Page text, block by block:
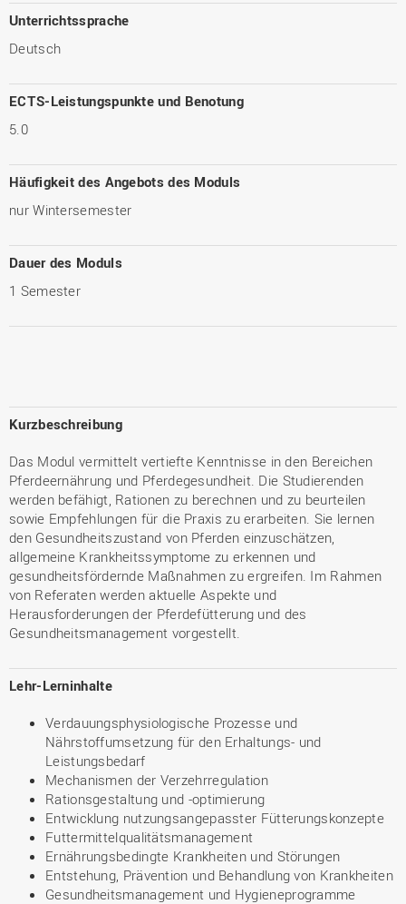
Unterrichtssprache
Deutsch
ECTS-Leistungspunkte und Benotung
5.0
Häufigkeit des Angebots des Moduls
nur Wintersemester
Dauer des Moduls
1 Semester
Kurzbeschreibung
Das Modul vermittelt vertiefte Kenntnisse in den Bereichen
Pferdeernährung und Pferdegesundheit. Die Studierenden
werden befähigt, Rationen zu berechnen und zu beurteilen
sowie Empfehlungen für die Praxis zu erarbeiten. Sie lernen
den Gesundheitszustand von Pferden einzuschätzen,
allgemeine Krankheitssymptome zu erkennen und
gesundheitsfördernde Maßnahmen zu ergreifen. Im Rahmen
von Referaten werden aktuelle Aspekte und
Herausforderungen der Pferdefütterung und des
Gesundheitsmanagement vorgestellt.
Lehr-Lerninhalte
Verdauungsphysiologische Prozesse und
Nährstoffumsetzung für den Erhaltungs- und
Leistungsbedarf
Mechanismen der Verzehrregulation
Rationsgestaltung und -optimierung
Entwicklung nutzungsangepasster Fütterungskonzepte
Futtermittelqualitätsmanagement
Ernährungsbedingte Krankheiten und Störungen
Entstehung, Prävention und Behandlung von Krankheiten
Gesundheitsmanagement und Hygieneprogramme